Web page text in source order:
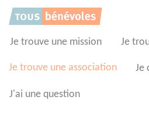
Je trouve une mission Je
Je trouve une association Je
J'ai une question
Panneau de gestion des cookies